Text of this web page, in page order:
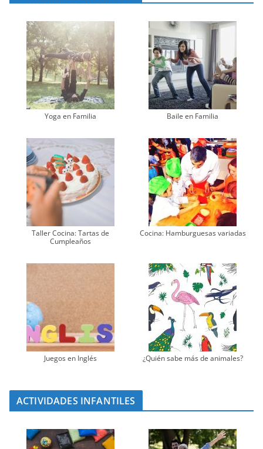
Yoga en Familia Baile en Familia
Taller Cocina: Tartas de
Cumpleaños
Cocina: Hamburguesas variadas
Juegos en Inglés ¿Quién sabe más de animales?
ACTIVIDADES INFANTILES